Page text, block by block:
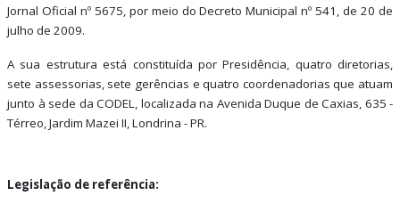
Jornal Oficial nº 5675, por meio do Decreto Municipal nº 541, de 20 de
julho de 2009.
A sua estrutura está constituída por Presidência, quatro diretorias,
sete assessorias, sete gerências e quatro coordenadoriasque atuam
junto à sede da CODEL, localizada na Avenida Duque de Caxias, 635 -
Térreo, Jardim Mazei II, Londrina - PR.
Legislação de referência: